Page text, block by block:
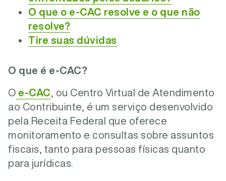
O que o e-CAC resolve e o que não
resolve?
Tire suas dúvidas
O que é e-CAC?
O e-CAC , ou Centro Virtual de Atendimento
ao Contribuinte, é um serviço desenvolvido
pela Receita Federal que oferece
monitoramento e consultas sobre assuntos
fiscais, tanto para pessoas físicas quanto
para jurídicas.